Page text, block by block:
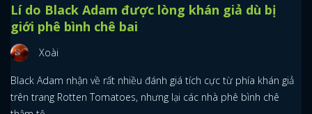
Lí do Black Adam được lòng khán giả dù bị
giới phê bình chê bai
Xoài
Black Adam nhận về rất nhiều đánh giá tích cực từ phía khán giả
trên trang Rotten Tomatoes, nhưng lại các nhà phê bình chê